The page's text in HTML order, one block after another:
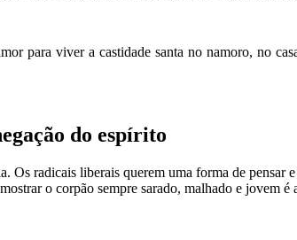
para viver a castidade santa no namoro, no
do espírito
Os radicais liberais querem uma forma de
o corpão sempre sarado, malhado e jovem é